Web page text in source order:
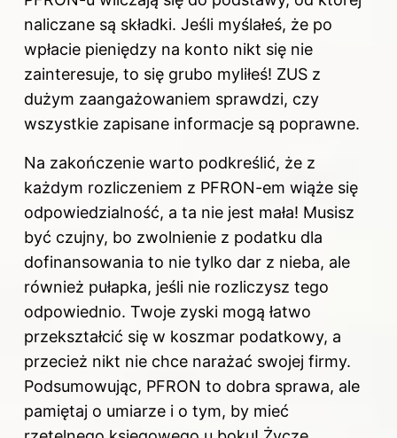
naliczane są składki. Jeśli myślałeś, że po
wpłacie pieniędzy na konto nikt się nie
zainteresuje, to się grubo myliłeś! ZUS z
dużym zaangażowaniem sprawdzi, czy
wszystkie zapisane informacje są poprawne.
Na zakończenie warto podkreślić, że z
każdym rozliczeniem z PFRON-em wiąże się
odpowiedzialność, a ta nie jest mała! Musisz
być czujny, bo zwolnienie z podatku dla
dofinansowania to nie tylko dar z nieba, ale
również pułapka, jeśli nie rozliczysz tego
odpowiednio. Twoje zyski mogą łatwo
przekształcić się w koszmar podatkowy, a
przecież nikt nie chce narażać swojej firmy.
Podsumowując, PFRON to dobra sprawa, ale
pamiętaj o umiarze i o tym, by mieć